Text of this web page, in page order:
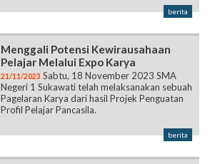
berita
Menggali Potensi Kewirausahaan
Pelajar Melalui Expo Karya
21/11/2023 Sabtu, 18 November 2023 SMA
Negeri 1 Sukawati telah melaksanakan sebuah
Pagelaran Karya dari hasil Projek Penguatan
Profil Pelajar Pancasila.
berita